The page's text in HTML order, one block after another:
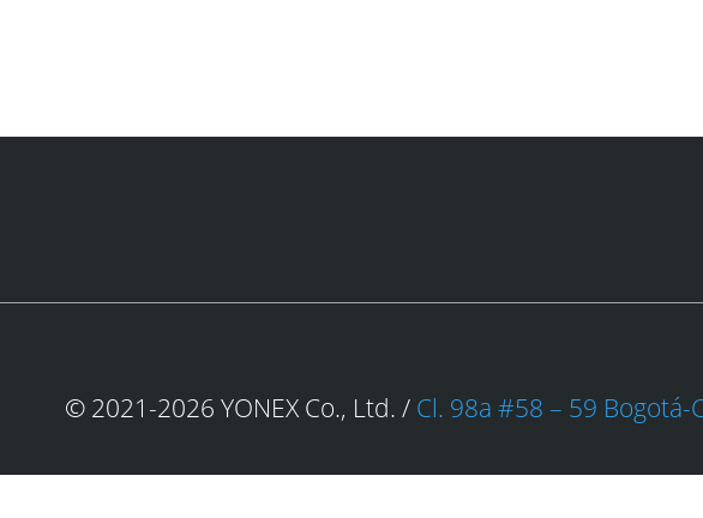
© 2021-2026 YONEX Co., Ltd. /Cl. 98a #58 – 59 Bogotá-